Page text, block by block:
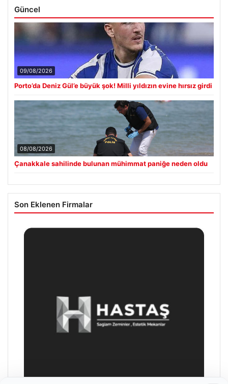
Güncel
09/08/2026
Porto’da Deniz Gül’e büyük şok! Milli yıldızın evine hırsız girdi
08/08/2026
Çanakkale sahilinde bulunan mühimmat paniğe neden oldu
Son Eklenen Firmalar